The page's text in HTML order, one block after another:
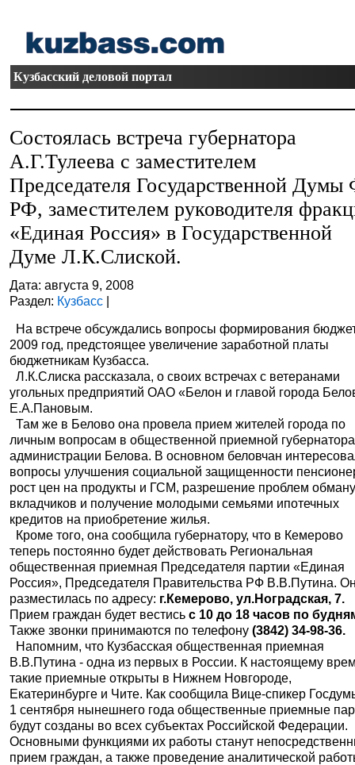
Кузбасский деловой портал
Состоялась встреча губернатора
А.Г.Тулеева с заместителем
Председателя Государственной
РФ, заместителем руководителя
«Единая Россия» в Государственной
Думе Л.К.Слиской.
Дата: августа 9, 2008
Раздел: Кузбасс |
На встрече обсуждались вопросы формирования
2009 год, предстоящее увеличение заработной платы
бюджетникам Кузбасса.
Л.К.Слиска рассказала, о своих встречах с ветеранами
угольных предприятий ОАО «Белон и главой города
Е.А.Пановым.
Там же в Белово она провела прием жителей города по
личным вопросам в общественной приемной
администрации Белова. В основном беловчан
вопросы улучшения социальной защищенности
рост цен на продукты и ГСМ, разрешение проблем
вкладчиков и получение молодыми семьями ипотечных
кредитов на приобретение жилья.
Кроме того, она сообщила губернатору, что в Кемерово
теперь постоянно будет действовать Региональная
общественная приемная Председателя партии «Единая
Россия», Председателя Правительства РФ В.В.Путина.
разместилась по адресу: г.Кемерово, ул.Ноградская, 7.
Прием граждан будет вестисьс 10 до 18 часов по
Также звонки принимаются по телефону(3842) 34-98-36.
Напомним, что Кузбасская общественная приемная
В.В.Путина - одна из первых в России. К настоящему
такие приемные открыты в Нижнем Новгороде,
Екатеринбурге и Чите. Как сообщила Вице-спикер
1 сентября нынешнего года общественные приемные
будут созданы во всех субъектах Российской Федерации.
Основными функциями их работы станут
прием граждан, а также проведение аналитической